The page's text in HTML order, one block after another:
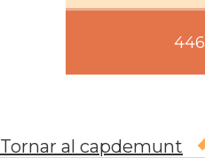
446
Tornar al capdemunt